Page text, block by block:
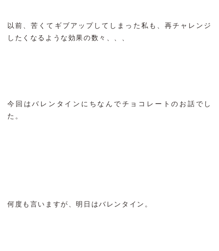
以前、苦くてギブアップしてしまった私も、再チャレンジ
したくなるような効果の数々、、、
今回はバレンタインにちなんでチョコレートのお話でし
た。
何度も言いますが、明日はバレンタイン。